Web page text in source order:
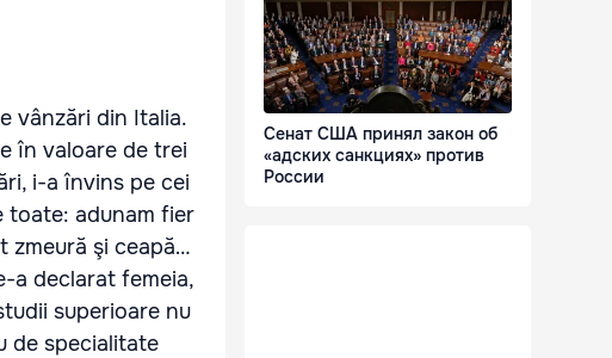
vânzări din Italia.
în valoare de trei
i-a învins pe cei
toate: adunam fier
zmeură şi ceapă…
a declarat femeia,
superioare nu
de specialitate
Сенат США принял закон об
«адских санкциях» против
России